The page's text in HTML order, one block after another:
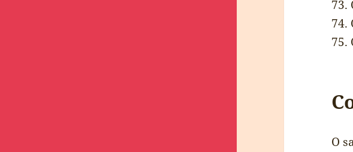
73.
74.
75.
O